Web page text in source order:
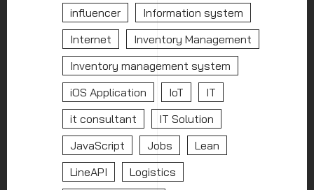
influencer
Information system
Internet
Inventory Management
Inventory management system
iOS Application
IoT
IT
it consultant
IT Solution
JavaScript
Jobs
Lean
LineAPI
Logistics